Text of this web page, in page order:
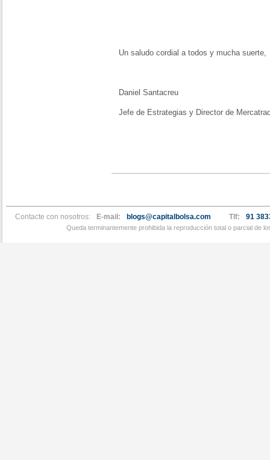
Un saludo cordial a todos y mucha suerte,
Daniel Santacreu
Jefe de Estrategias y Director de
Contacte con nosotros: E-mail: blogs@capitalbolsa.com Tlf: 91
Queda terminantemente prohibida la reproducción total o parcial de